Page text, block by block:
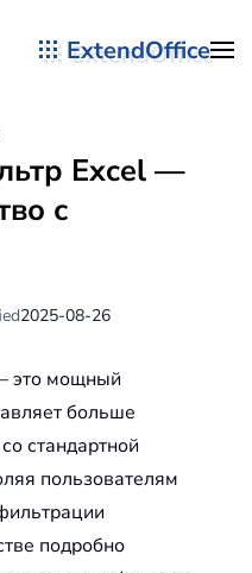
ExtendOffice
Excel —
с
2025-08-26
это мощный
больше
стандартной
пользователям
подробно